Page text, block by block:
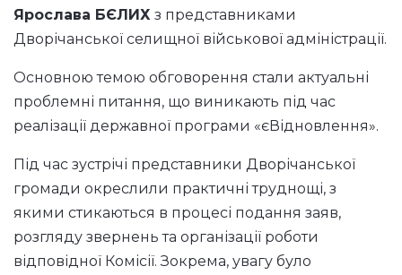
Ярослава БЄЛИХ з представниками
Дворічанської селищної військової адміністрації.
Основною темою обговорення стали актуальні
проблемні питання, що виникають під час
реалізації державної програми «єВідновлення».
Під час зустрічі представники Дворічанської
громади окреслили практичні труднощі, з
якими стикаються в процесі подання заяв,
розгляду звернень та організації роботи
відповідної Комісії. Зокрема, увагу було